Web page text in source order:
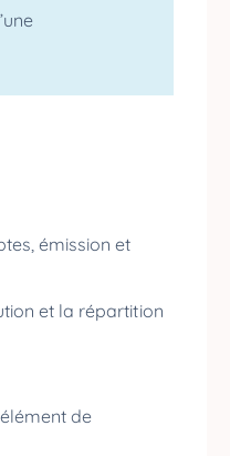
émission et
et la répartition
de